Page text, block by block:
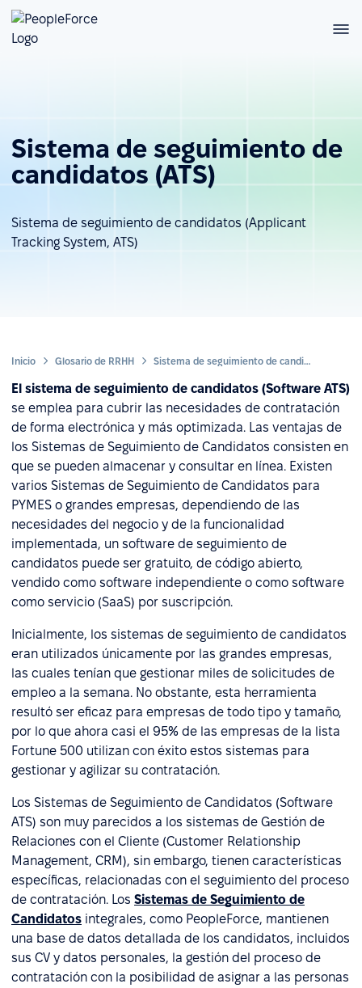
Sistema de seguimiento de
candidatos (ATS)
Sistema de seguimiento de candidatos (Applicant
Tracking System, ATS)
Inicio Glosario de RRHH Sistema de seguimiento de candidatos (ATS)
El sistema de seguimiento de candidatos (Software ATS)
se emplea para cubrir las necesidades de contratación
de forma electrónica y más optimizada. Las ventajas de
los Sistemas de Seguimiento de Candidatos consisten en
que se pueden almacenar y consultar en línea. Existen
varios Sistemas de Seguimiento de Candidatos para
PYMES o grandes empresas, dependiendo de las
necesidades del negocio y de la funcionalidad
implementada, un software de seguimiento de
candidatos puede ser gratuito, de código abierto,
vendido como software independiente o como software
como servicio (SaaS) por suscripción.
Inicialmente, los sistemas de seguimiento de candidatos
eran utilizados únicamente por las grandes empresas,
las cuales tenían que gestionar miles de solicitudes de
empleo a la semana. No obstante, esta herramienta
resultó ser eficaz para empresas de todo tipo y tamaño,
por lo que ahora casi el 95% de las empresas de la lista
Fortune 500 utilizan con éxito estos sistemas para
gestionar y agilizar su contratación.
Los Sistemas de Seguimiento de Candidatos (Software
ATS) son muy parecidos a los sistemas de Gestión de
Relaciones con el Cliente (Customer Relationship
Management, CRM), sin embargo, tienen características
específicas, relacionadas con el seguimiento del proceso
de contratación. Los Sistemas de Seguimiento de
Candidatos integrales, como PeopleForce, mantienen
una base de datos detallada de los candidatos, incluidos
sus CV y datos personales, la gestión del proceso de
contratación con la posibilidad de asignar a las personas